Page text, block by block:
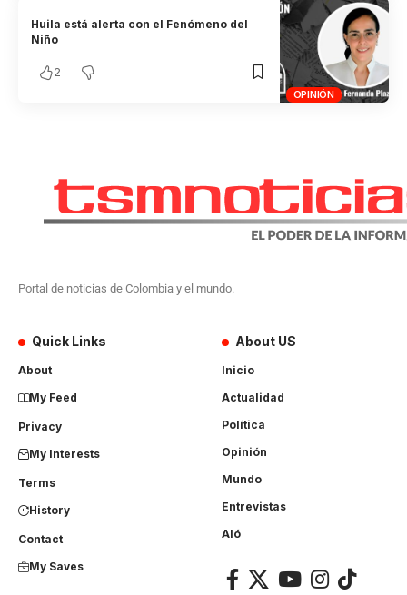
OPINIÓN
Huila está alerta con el Fenómeno del
Niño
2
Portal de noticias de Colombia y el mundo.
Quick Links
About
My Feed
Privacy
My Interests
Terms
History
Contact
My Saves
About US
Inicio
Actualidad
Política
Opinión
Mundo
Entrevistas
Aló